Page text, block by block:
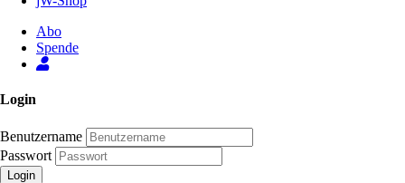
Abo
Spende
Login
Benutzername
Passwort
Login